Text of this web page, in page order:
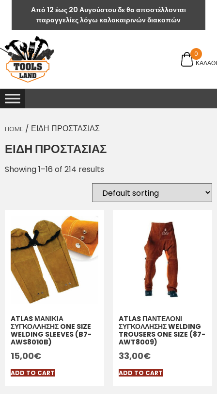
Από 12 έως 20 Αυγούστου δε θα αποστέλλονται
παραγγελίες λόγω καλοκαιρινών διακοπών
ΚΑΛΑΘΙ
0
HOME / ΕΙΔΗ ΠΡΟΣΤΑΣΙΑΣ
ΕΙΔΗ ΠΡΟΣΤΑΣΙΑΣ
Showing 1–16 of 214 results
ATLAS ΜΑΝΙΚΙΑ
ΣΥΓΚΟΛΛΗΣΗΣ ONE SIZE
WELDING SLEEVES (B7-
AWS8010B)
15,00€
ADD TO CART
ATLAS ΠΑΝΤΕΛΟΝΙ
ΣΥΓΚΟΛΛΗΣΗΣ WELDING
TROUSERS ONE SIZE (87-
AWT8009)
33,00€
ADD TO CART